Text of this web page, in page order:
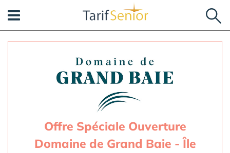
Offre Spéciale Ouverture
Domaine de Grand Baie - Île